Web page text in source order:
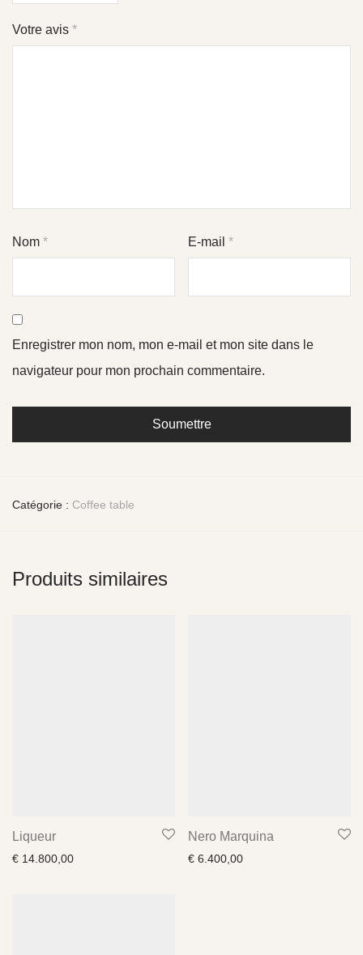
Votre avis *
Nom * E-mail*
Enregistrer mon nom, mon e-mail et mon site dans le
navigateur pour mon prochain commentaire.
Catégorie : Coffee table
Produits similaires
Liqueur
€ 14.800,00
Nero Marquina
€ 6.400,00